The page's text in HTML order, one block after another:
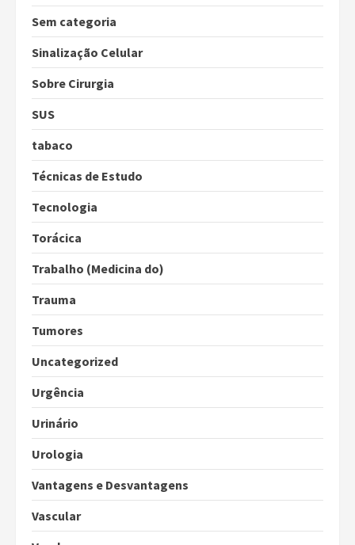
Sem categoria
Sinalização Celular
Sobre Cirurgia
SUS
tabaco
Técnicas de Estudo
Tecnologia
Torácica
Trabalho (Medicina do)
Trauma
Tumores
Uncategorized
Urgência
Urinário
Urologia
Vantagens e Desvantagens
Vascular